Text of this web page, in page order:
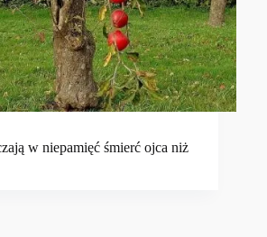
w niepamięć śmierć ojca niż